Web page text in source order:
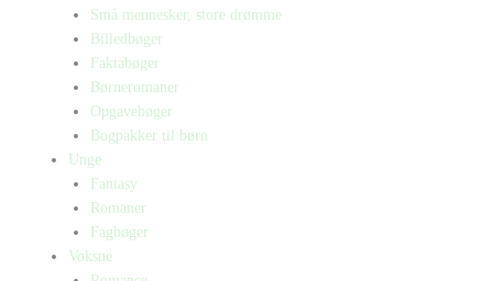
Små mennesker, store drømme
Billedbøger
Faktabøger
Børneromaner
Opgavebøger
Bogpakker til børn
Unge
Fantasy
Romaner
Fagbøger
Voksne